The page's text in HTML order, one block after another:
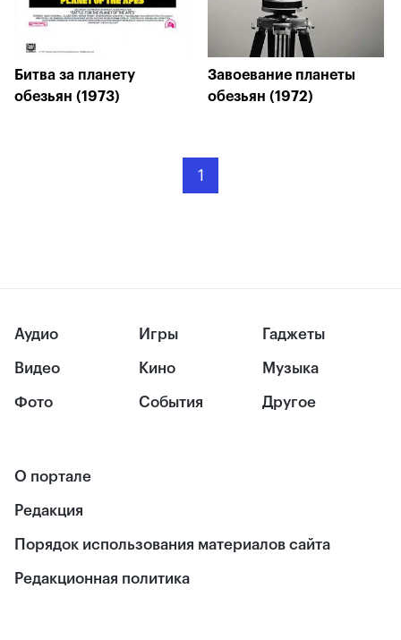
Битва за планету
обезьян (1973)
Завоевание планеты
обезьян (1972)
1
Аудио
Видео
Фото
Игры
Кино
События
Гаджеты
Музыка
Другое
О портале
Редакция
Порядок использования материалов сайта
Редакционная политика